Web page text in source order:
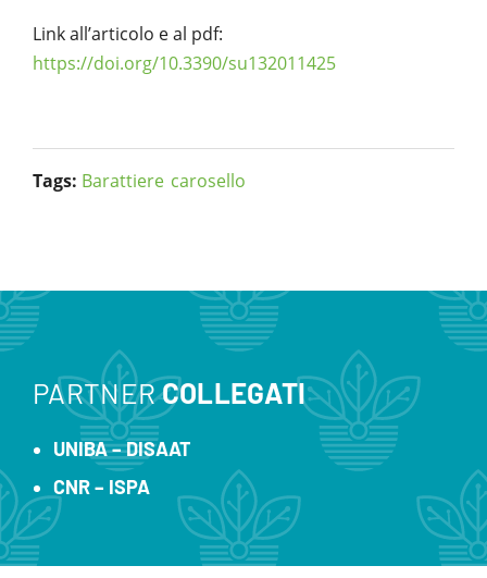
Link all’articolo e al pdf:
https://doi.org/10.3390/su132011425
Tags: Barattiere carosello
PARTNERCOLLEGATI
UNIBA – DISAAT
CNR – ISPA